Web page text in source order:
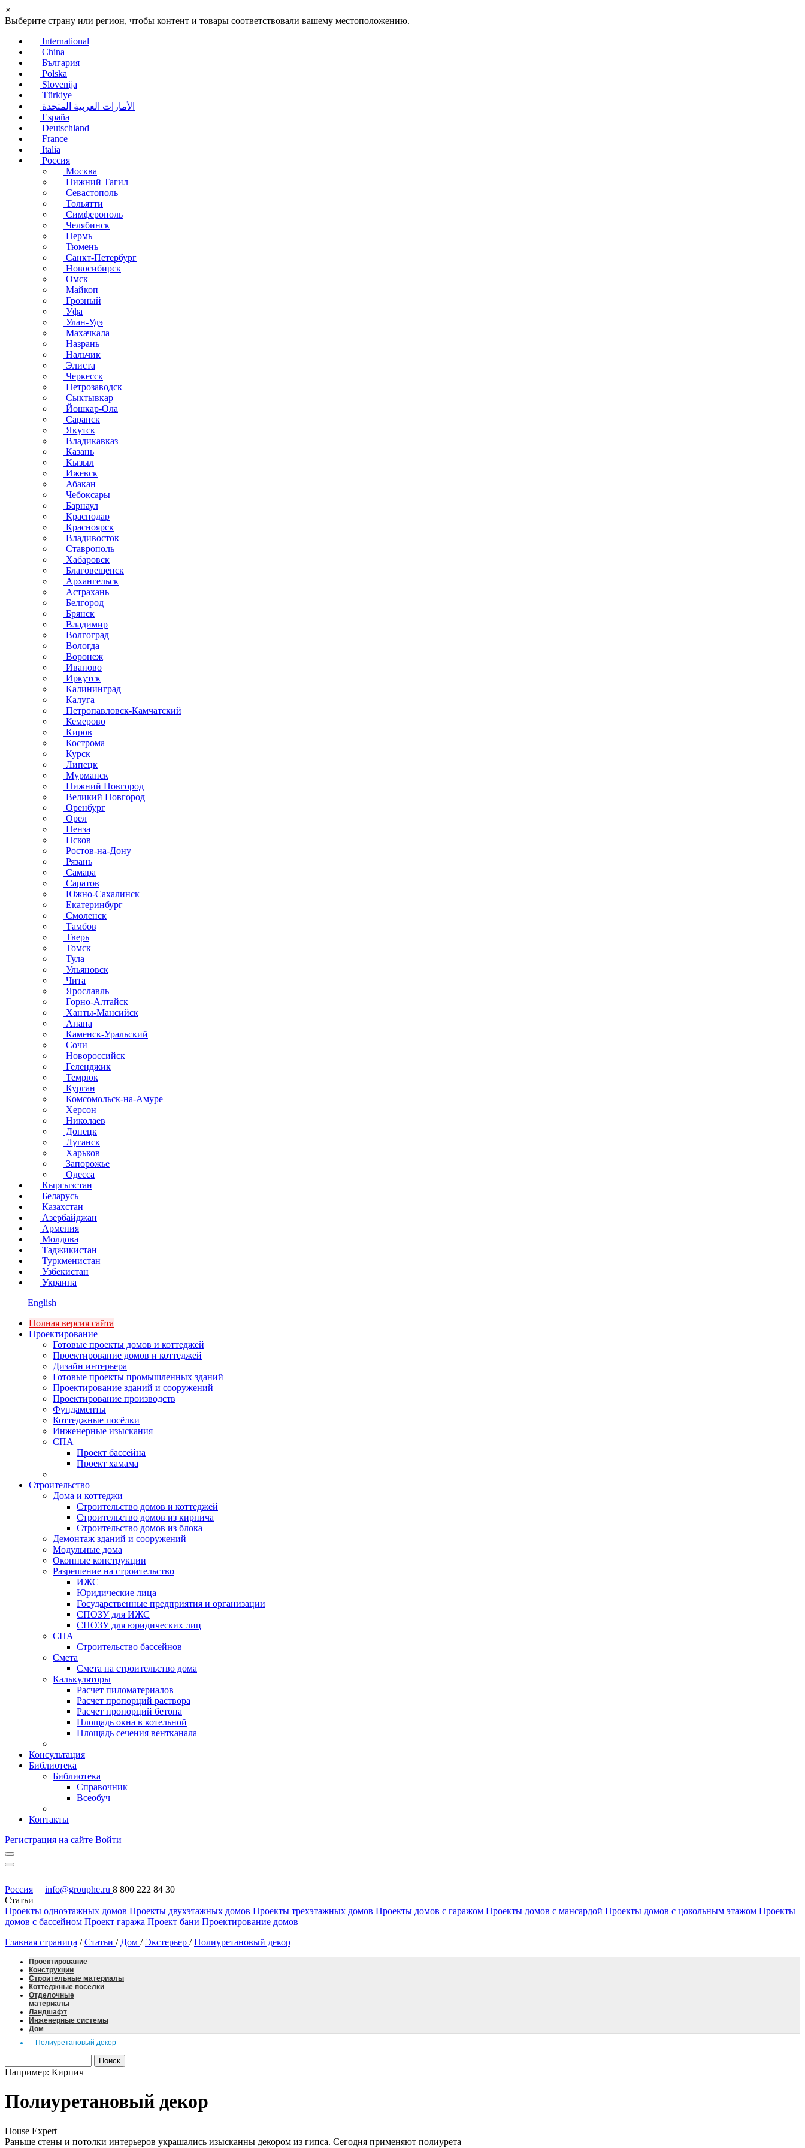
×
Выберите страну или регион, чтобы контент и товары соответствовали вашему местоположению.
International
China
България
Polska
Slovenija
Türkiye
الأمارات العربية المتحدة
España
Deutschland
France
Italia
Россия
Москва
Нижний Тагил
Севастополь
Тольятти
Симферополь
Челябинск
Пермь
Тюмень
Санкт-Петербург
Новосибирск
Омск
Майкоп
Грозный
Уфа
Улан-Удэ
Махачкала
Назрань
Нальчик
Элиста
Черкесск
Петрозаводск
Сыктывкар
Йошкар-Ола
Саранск
Якутск
Владикавказ
Казань
Кызыл
Ижевск
Абакан
Чебоксары
Барнаул
Краснодар
Красноярск
Владивосток
Ставрополь
Хабаровск
Благовещенск
Архангельск
Астрахань
Белгород
Брянск
Владимир
Волгоград
Вологда
Воронеж
Иваново
Иркутск
Калининград
Калуга
Петропавловск-Камчатский
Кемерово
Киров
Кострома
Курск
Липецк
Мурманск
Нижний Новгород
Великий Новгород
Оренбург
Орел
Пенза
Псков
Ростов-на-Дону
Рязань
Самара
Саратов
Южно-Сахалинск
Екатеринбург
Смоленск
Тамбов
Тверь
Томск
Тула
Ульяновск
Чита
Ярославль
Горно-Алтайск
Ханты-Мансийск
Анапа
Каменск-Уральский
Сочи
Новороссийск
Геленджик
Темрюк
Курган
Комсомольск-на-Амуре
Херсон
Николаев
Донецк
Луганск
Харьков
Запорожье
Одесса
Кыргызстан
Беларусь
Казахстан
Азербайджан
Армения
Молдова
Таджикистан
Туркменистан
Узбекистан
Украина
English
Полная версия сайта
Проектирование
Готовые проекты домов и коттеджей
Проектирование домов и коттеджей
Дизайн интерьера
Готовые проекты промышленных зданий
Проектирование зданий и сооружений
Проектирование производств
Фундаменты
Коттеджные посёлки
Инженерные изыскания
СПА
Проект бассейна
Проект хамама
Строительство
Дома и коттеджи
Строительство домов и коттеджей
Строительство домов из кирпича
Строительство домов из блока
Демонтаж зданий и сооружений
Модульные дома
Оконные конструкции
Разрешение на строительство
ИЖС
Юридические лица
Государственные предприятия и организации
СПОЗУ для ИЖС
СПОЗУ для юридических лиц
СПА
Строительство бассейнов
Смета
Смета на строительство дома
Калькуляторы
Расчет пиломатериалов
Расчет пропорций раствора
Расчет пропорций бетона
Площадь окна в котельной
Площадь сечения вентканала
Консультация
Библиотека
Библиотека
Справочник
Всеобуч
Контакты
Регистрация на сайте Войти
Россия info@grouphe.ru 8 800 222 84 30
Статьи
Проекты одноэтажных домов Проекты двухэтажных домов Проекты трехэтажных домов Проекты домов с гаражом Проекты домов с мансардой Проекты домов с цокольным этажом Проекты
домов с бассейном Проект гаража Проект бани Проектирование домов
Главная страница / Статьи / Дом / Экстерьер / Полиуретановый декор
Проектирование
Конструкции
Строительные материалы
Коттеджные поселки
Отделочные
материалы
Ландшафт
Инженерные системы
Дом
Полиуретановый декор
Например: Кирпич
Полиуретановый декор
House Expert
Раньше стены и потолки интерьеров украшались изысканны декором из гипса. Сегодня применяют полиурета